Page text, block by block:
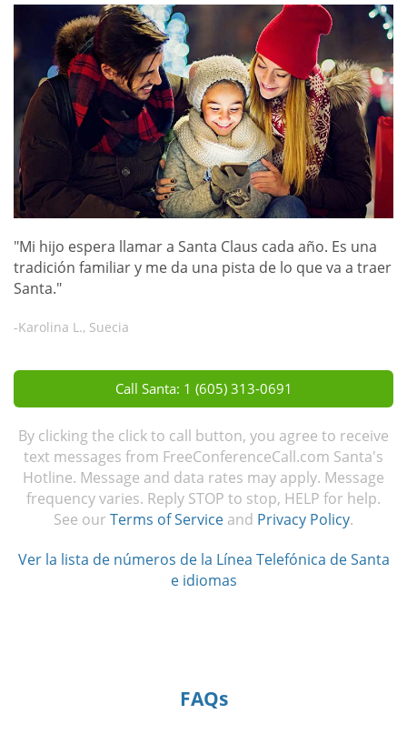
"Mi hijo espera llamar a Santa Claus cada año. Es una
tradición familiar y me da una pista de lo que va a traer
Santa."
-Karolina L., Suecia
Call Santa: 1 (605) 313-0691
By clicking the click to call button, you agree to receive
text messages from FreeConferenceCall.com Santa's
Hotline. Message and data rates may apply. Message
frequency varies. Reply STOP to stop, HELP for help.
See our Terms of Service and Privacy Policy.
Ver la lista de números de la Línea Telefónica de Santa
e idiomas
FAQs